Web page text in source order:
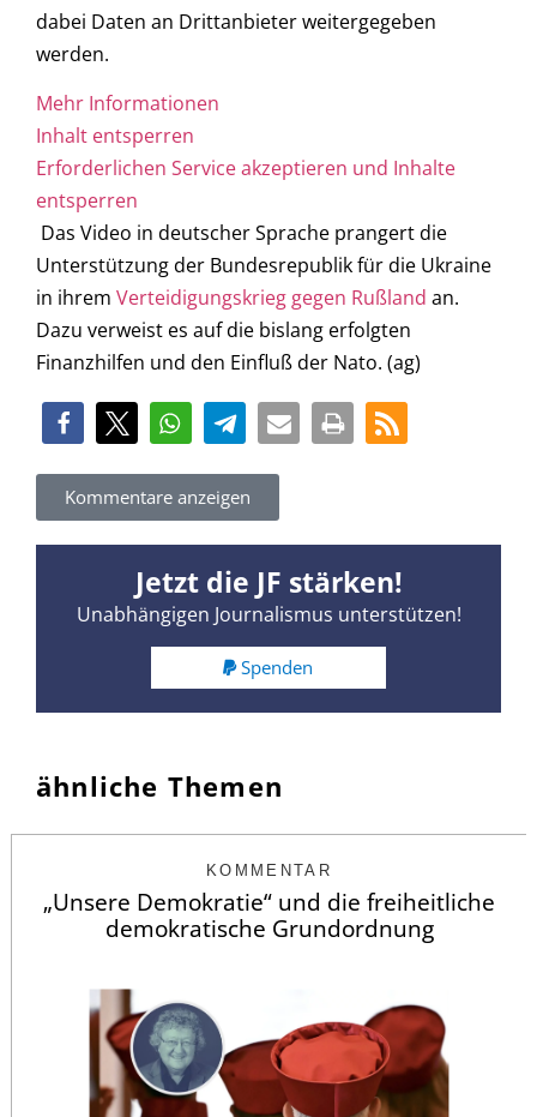
dabei Daten an Drittanbieter weitergegeben
werden.
Mehr Informationen
Inhalt entsperren
Erforderlichen Service akzeptieren und Inhalte
entsperren
Das Video in deutscher Sprache prangert die
Unterstützung der Bundesrepublik für die Ukraine
in ihrem Verteidigungskrieg gegen Rußland an.
Dazu verweist es auf die bislang erfolgten
Finanzhilfen und den Einfluß der Nato. (ag)
Kommentare anzeigen
Jetzt die JF stärken!
Unabhängigen Journalismus unterstützen!
Spenden
ähnliche Themen
KOMMENTAR
„Unsere Demokratie“ und die freiheitliche
demokratische Grundordnung